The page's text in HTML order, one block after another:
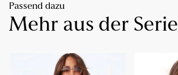
Passend dazu
Mehr aus der Serie